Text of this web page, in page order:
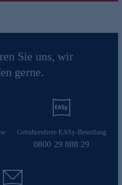
Sie uns, wir
gerne.
Gebührenfreie EASy-Bestellung
0800 29 888 29